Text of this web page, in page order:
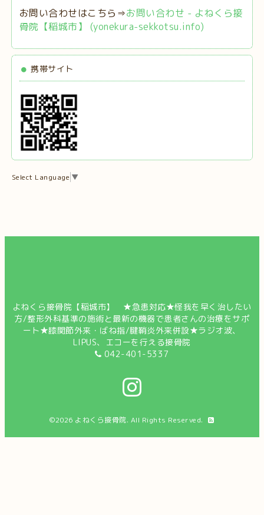
お問い合わせはこちら⇒お問い合わせ - よねくら接
骨院【稲城市】 (yonekura-sekkotsu.info)
携帯サイト
Select Language ▼
よねくら接骨院【稲城市】 ★急患対応★怪我を早く治したい
方/整形外科基準の施術と最新の機器で患者さんの治療をサポ
ート★膝関節外来・ばね指/腱鞘炎外来併設★ラジオ波、
LIPUS、エコーを行える接骨院
042-401-5337
©2026 よねくら接骨院. All Rights Reserved.